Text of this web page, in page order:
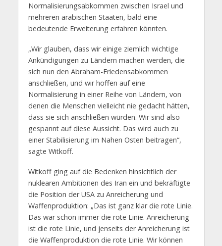
Normalisierungsabkommen zwischen Israel und
mehreren arabischen Staaten, bald eine
bedeutende Erweiterung erfahren könnten.
„Wir glauben, dass wir einige ziemlich wichtige
Ankündigungen zu Ländern machen werden, die
sich nun den Abraham-Friedensabkommen
anschließen, und wir hoffen auf eine
Normalisierung in einer Reihe von Ländern, von
denen die Menschen vielleicht nie gedacht hätten,
dass sie sich anschließen würden. Wir sind also
gespannt auf diese Aussicht. Das wird auch zu
einer Stabilisierung im Nahen Osten beitragen“,
sagte Witkoff.
Witkoff ging auf die Bedenken hinsichtlich der
nuklearen Ambitionen des Iran ein und bekräftigte
die Position der USA zu Anreicherung und
Waffenproduktion: „Das ist ganz klar die rote Linie.
Das war schon immer die rote Linie. Anreicherung
ist die rote Linie, und jenseits der Anreicherung ist
die Waffenproduktion die rote Linie. Wir können